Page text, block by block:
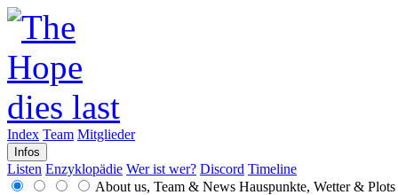
Index Team Mitglieder
Infos
Listen Enzyklopädie Wer ist wer? Discord Timeline
About us, Team & News Hauspunkte, Wetter & Plots